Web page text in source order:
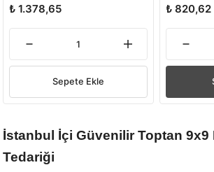
₺ 1.378,65
Sepete Ekle
₺ 820,62
İstanbul İçi Güvenilir Toptan 9x9
Tedariği